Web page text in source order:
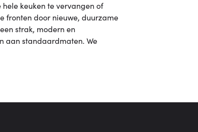
keuken te vervangen of
fronten door nieuwe, duurzame
strak, modern en
aan standaardmaten. We